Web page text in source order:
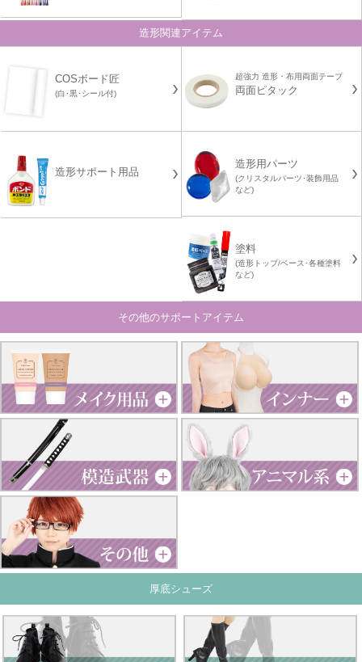
造形関連アイテム
COSボード匠
(白･黒･シール付)
超強力 造形・布用両面テープ
両面ピタック
造形サポート用品
造形用パーツ
(クリスタルパーツ･装飾用品
など)
塗料
(造形トップ/ベース･各種塗料
など)
その他のサポートアイテム
厚底シューズ